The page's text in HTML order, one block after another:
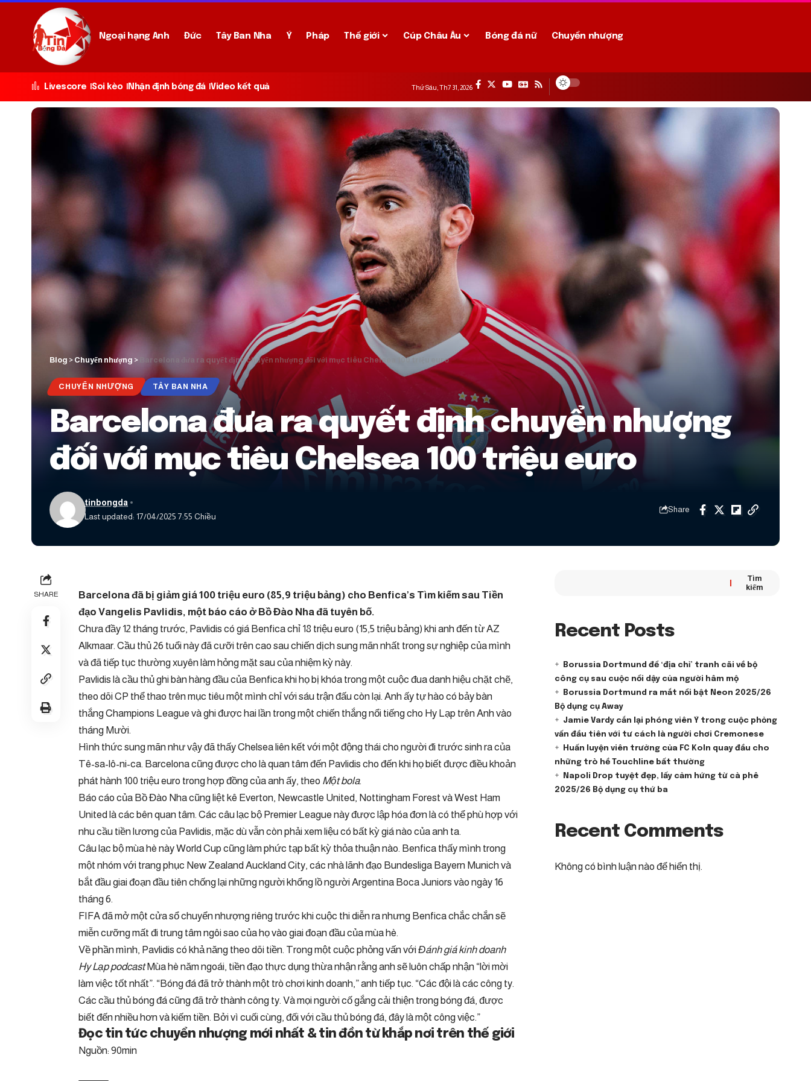
Ngoại hạng Anh Đức Tây Ban Nha Ý Pháp Thế giới Cúp Châu Âu Bóng đá nữ Chuyển nhượng
Livescore Soi kèo Nhận định bóng đá Video kết quả Thứ Sáu, Th7 31, 2026
Blog > Chuyển nhượng > Barcelona đưa ra quyết định chuyển nhượng đối với mục tiêu Chelsea 100 triệu euro
CHUYỂN NHƯỢNG TÂY BAN NHA
Barcelona đưa ra quyết định chuyển nhượng
đối với mục tiêu Chelsea 100 triệu euro
Last updated: 17/04/2025 7:55 Chiều
tinbongda
Share
SHARE Barcelona đã bị giảm giá 100 triệu euro (85,9 triệu bảng) cho Benfica’s Tìm kiếm sau Tiền
đạo Vangelis Pavlidis, một báo cáo ở Bồ Đào Nha đã tuyên bố.
Chưa đầy 12 tháng trước, Pavlidis có giá Benfica chỉ 18 triệu euro (15,5 triệu bảng) khi anh đến từ AZ
Alkmaar. Cầu thủ 26 tuổi này đã cưỡi trên cao sau chiến dịch sung mãn nhất trong sự nghiệp của mình
và đã tiếp tục thường xuyên làm hỏng mặt sau của nhiệm kỳ này.
Pavlidis là cầu thủ ghi bàn hàng đầu của Benfica khi họ bị khóa trong một cuộc đua danh hiệu chặt chẽ,
theo dõi CP thể thao trên mục tiêu một mình chỉ với sáu trận đấu còn lại. Anh ấy tự hào có bảy bàn
thắng Champions League và ghi được hai lần trong một chiến thắng nổi tiếng cho Hy Lạp trên Anh vào
tháng Mười.
Hình thức sung mãn như vậy đã thấy Chelsea liên kết với một động thái cho người đi trước sinh ra của
Tê-sa-lô-ni-ca. Barcelona cũng được cho là quan tâm đến Pavlidis cho đến khi họ biết được điều khoản
phát hành 100 triệu euro trong hợp đồng của anh ấy, theo Một bola.
Báo cáo của Bồ Đào Nha cũng liệt kê Everton, Newcastle United, Nottingham Forest và West Ham
United là các bên quan tâm. Các câu lạc bộ Premier League này được lập hóa đơn là có thể phù hợp với
nhu cầu tiền lương của Pavlidis, mặc dù vẫn còn phải xem liệu có bất kỳ giá nào của anh ta.
Câu lạc bộ mùa hè này World Cup cũng làm phức tạp bất kỳ thỏa thuận nào. Benfica thấy mình trong
một nhóm với trang phục New Zealand Auckland City, các nhà lãnh đạo Bundesliga Bayern Munich và
bắt đầu giai đoạn đầu tiên chống lại những người khổng lồ người Argentina Boca Juniors vào ngày 16
tháng 6.
FIFA đã mở một cửa sổ chuyển nhượng riêng trước khi cuộc thi diễn ra nhưng Benfica chắc chắn sẽ
miễn cưỡng mất đi trung tâm ngôi sao của họ vào giai đoạn đầu của mùa hè.
Về phần mình, Pavlidis có khả năng theo dõi tiền. Trong một cuộc phỏng vấn vớiĐánh giá kinh doanh
Hy Lạp podcastMùa hè năm ngoái, tiền đạo thực dụng thừa nhận rằng anh sẽ luôn chấp nhận “lời mời
làm việc tốt nhất”. “Bóng đá đã trở thành một trò chơi kinh doanh,” anh tiếp tục. “Các đội là các công ty.
Các cầu thủ bóng đá cũng đã trở thành công ty. Và mọi người cố gắng cải thiện trong bóng đá, được
biết đến nhiều hơn và kiếm tiền. Bởi vì cuối cùng, đối với cầu thủ bóng đá, đây là một công việc.”
Đọc tin tức chuyển nhượng mới nhất & tin đồn từ khắp nơi trên thế giới
Nguồn: 90min
Tìm
kiếm
Recent Posts
Borussia Dortmund để ‘địa chỉ’ tranh cãi về bộ
công cụ sau cuộc nổi dậy của người hâm mộ
Borussia Dortmund ra mắt nổi bật Neon 2025/26
Bộ dụng cụ Away
Jamie Vardy cắn lại phóng viên Ý trong cuộc phỏng
vấn đầu tiên với tư cách là người chơi Cremonese
Huấn luyện viên trưởng của FC Koln quay đầu cho
những trò hề Touchline bất thường
Napoli Drop tuyệt đẹp, lấy cảm hứng từ cà phê
2025/26 Bộ dụng cụ thứ ba
Recent Comments
Không có bình luận nào để hiển thị.